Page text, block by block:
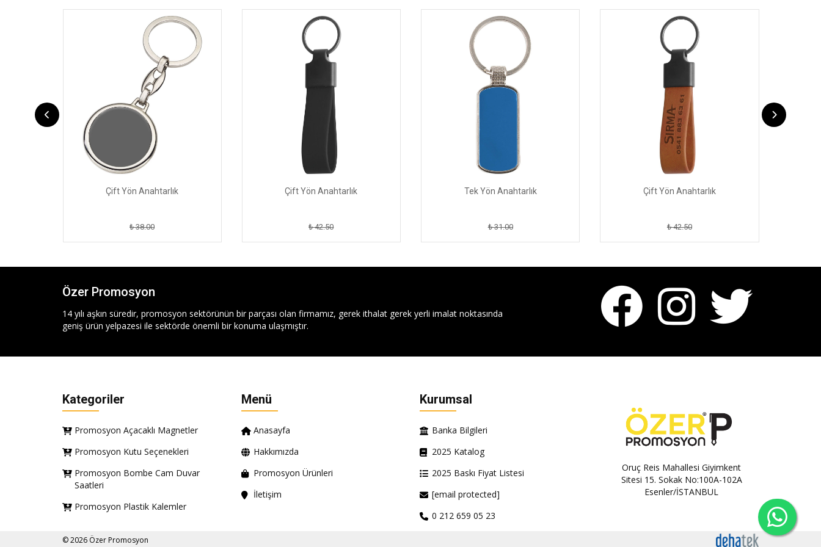
Çift Yön Anahtarlık
₺ 38.00
Çift Yön Anahtarlık
₺ 42.50
Tek Yön Anahtarlık
₺ 31.00
Çift Yön Anahtarlık
₺ 42.50
Özer Promosyon
14 yılı aşkın süredir, promosyon sektörünün bir parçası olan firmamız, gerek ithalat gerek yerli imalat noktasında
geniş ürün yelpazesi ile sektörde önemli bir konuma ulaşmıştır.
Kategoriler
Promosyon Açacaklı Magnetler
Promosyon Kutu Seçenekleri
Promosyon Bombe Cam Duvar
Saatleri
Promosyon Plastik Kalemler
Menü
Anasayfa
Hakkımızda
Promosyon Ürünleri
İletişim
Kurumsal
Banka Bilgileri
2025 Katalog
2025 Baskı Fiyat Listesi
[email protected]
0 212 659 05 23
Oruç Reis Mahallesi Giyimkent
Sitesi 15. Sokak No:100A-102A
Esenler/İSTANBUL
© 2026 Özer Promosyon